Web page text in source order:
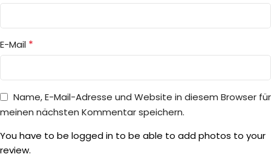
E-Mail *
Name, E-Mail-Adresse und Website in diesem Browser für
meinen nächsten Kommentar speichern.
You have to be logged in to be able to add photos to your
review.